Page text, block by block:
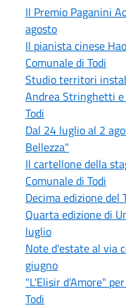
Il Premio Paganini
agosto
Il pianista cinese
Comunale di Todi
Studio territori
Andrea Stringhetti e
Todi
Dal 24 luglio al 2
Bellezza"
Il cartellone della
Comunale di Todi
Decima edizione
Quarta edizione di
luglio
Note d'estate al via
giugno
"L'Elisir d'Amore"
Todi